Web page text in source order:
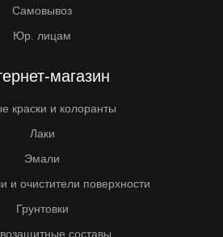
Самовывоз
Юр. лицам
магазин
краски и колоранты
Лаки
Эмали
и очистители поверхности
Грунтовки
составы